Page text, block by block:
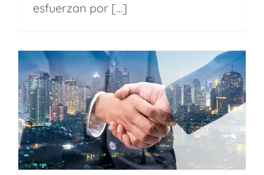
esfuerzan por […]
Hoja de ruta para el éxito
de BPO: Pasos esenciales
hacia el socio adecuado
Administración y Finanzas BPA BPM
Capacidades
EE.UU. Industrias Latam Procesos y operaciones
Puesta en marcha Regiones
Servicios
Transformación digital